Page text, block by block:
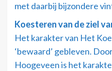
met daarbij bijzondere
Koesteren van de ziel
Het karakter van Het
‘bewaard’ gebleven.
Hoogeveen is het